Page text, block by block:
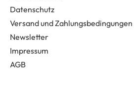
Datenschutz
Versand und Zahlungsbedingungen
Newsletter
Impressum
AGB